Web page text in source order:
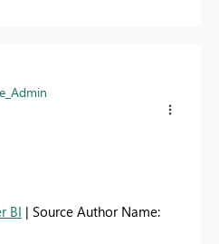
BI | Source Author Name: